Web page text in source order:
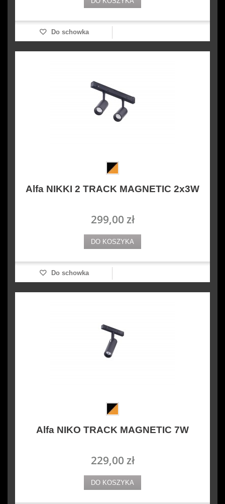
Do schowka
Alfa NIKKI 2 TRACK MAGNETIC 2x3W
299,00 zł
DO KOSZYKA
Do schowka
Alfa NIKO TRACK MAGNETIC 7W
229,00 zł
DO KOSZYKA